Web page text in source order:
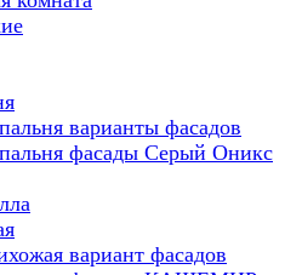
варианты фасадов
фасады Серый Оникс
вариант фасадов